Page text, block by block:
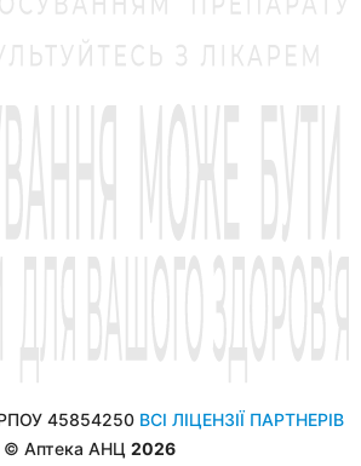
45854250 ВСІ ЛІЦЕНЗІЇ ПАРТНЕРІВ
© Аптека АНЦ 2026